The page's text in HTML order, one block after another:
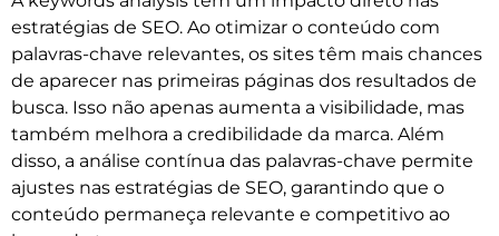
estratégias de SEO. Ao otimizar o conteúdo com
palavras-chave relevantes, os sites têm mais chances
de aparecer nas primeiras páginas dos resultados de
busca. Isso não apenas aumenta a visibilidade, mas
também melhora a credibilidade da marca. Além
disso, a análise contínua das palavras-chave permite
ajustes nas estratégias de SEO, garantindo que o
conteúdo permaneça relevante e competitivo ao